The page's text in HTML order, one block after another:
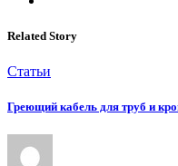
Related Story
Статьи
Греющий кабель для труб и